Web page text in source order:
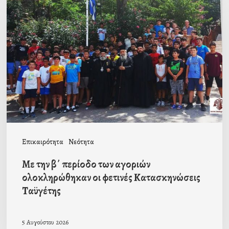
Επικαιρότητα Νεότητα
β΄
περίοδο
των
αγοριών
ολοκληρώθηκαν
οι
φετινές
Με την β΄ περίοδο των αγοριών
ολοκληρώθηκαν οι φετινές Κατασκηνώσεις
Ταϋγέτης
5 Αυγούστου 2026